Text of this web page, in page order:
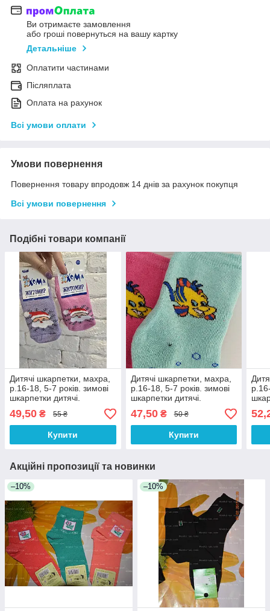
Ви отримаєте замовлення
або гроші повернуться на вашу картку
Детальніше
Оплатити частинами
Післяплата
Оплата на рахунок
Всі умови оплати
Умови повернення
Повернення товару впродовж 14 днів за рахунок покупця
Всі умови повернення
Подібні товари компанії
Дитячі шкарпетки, махра,
р.16-18, 5-7 років. зимові
шкарпетки дитячі.
49,50 ₴ 55 ₴
Купити
Дитячі шкарпетки, махра,
р.16-18, 5-7 років. зимові
шкарпетки дитячі.
47,50₴ 50 ₴
Купити
Акційні пропозиції та новинки
–10% –10%